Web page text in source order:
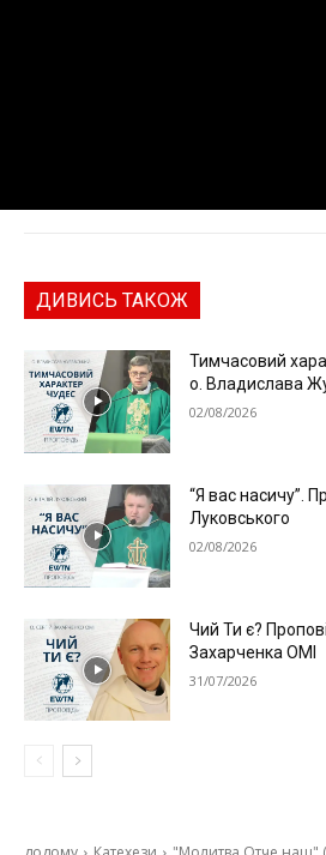
ДИВИСЬ ТАКОЖ
Тимчасовий
о. Владислава
02/08/2026
“Я вас насичу”.
Луковського
02/08/2026
Чий Ти є?
Захарченка ОМІ
31/07/2026